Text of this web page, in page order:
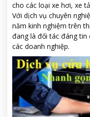
cho các loại xe hơi, xe
Với dịch vụ chuyên
năm kinh nghiệm trên
đang là đối tác đáng
các doanh nghiệp.